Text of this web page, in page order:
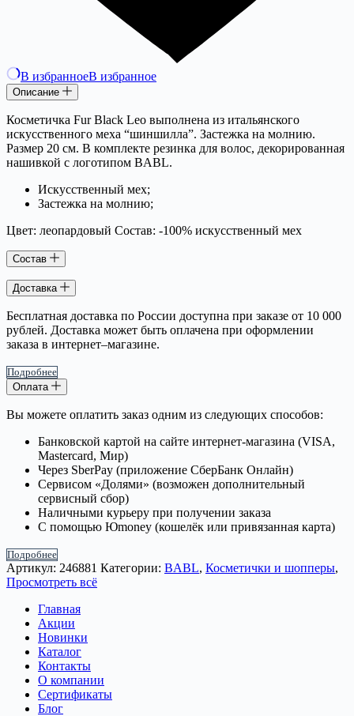
В избранноеВ избранное
Описание
Косметичка Fur Black Leo выполнена из итальянского
искусственного меха “шиншилла”. Застежка на молнию.
Размер 20 см. В комплекте резинка для волос, декорированная
нашивкой с логотипом BABL.
Искусственный мех;
Застежка на молнию;
Цвет: леопардовый Состав: -100% искусственный мех
Состав
Доставка
Бесплатная доставка по России доступна при заказе от 10 000
рублей. Доставка может быть оплачена при оформлении
заказа в интернет–магазине.
Подробнее
Оплата
Вы можете оплатить заказ одним из следующих способов:
Банковской картой на сайте интернет-магазина (VISA,
Mastercard, Мир)
Через SberPay (приложение СберБанк Онлайн)
Сервисом «Долями» (возможен дополнительный
сервисный сбор)
Наличными курьеру при получении заказа
С помощью Юmoney (кошелёк или привязанная карта)
Подробнее
Артикул: 246881 Категории: BABL, Косметички и шопперы,
Просмотреть всё
Главная
Акции
Новинки
Каталог
Контакты
О компании
Сертификаты
Блог